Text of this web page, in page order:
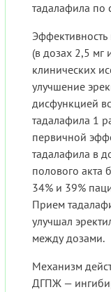
тадалафила по
Эффективность
(в дозах 2,5 мг
клинических
улучшение
дисфункцией
тадалафила 1
первичной
тадалафила в
полового
34% и 39%
Прием
улучшал
между дозами.
Механизм
ДГПЖ —